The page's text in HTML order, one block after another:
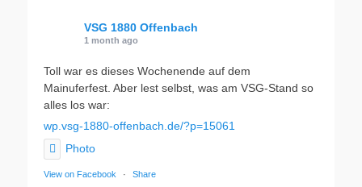
VSG 1880 Offenbach
1 month ago
Toll war es dieses Wochenende auf dem
Mainuferfest. Aber lest selbst, was am VSG-Stand so
alles los war:
wp.vsg-1880-offenbach.de/?p=15061
Photo
View on Facebook · Share